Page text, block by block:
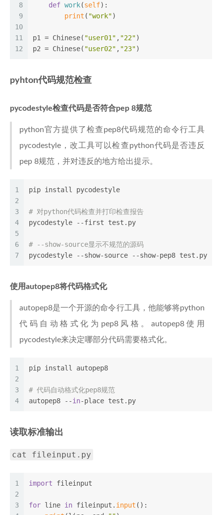
8
9
10
11
12
def work(self):
print ( "work")
p1 = Chinese( "user01" , "22")
p2 = Chinese( "user02" , "23")
pyhton代码规范检查
pycodestyle检查代码是否符合pep 8规范
python官方提供了检查pep8代码规范的命令行工具
pycodestyle，改工具可以检查python代码是否违反
pep 8规范，并对违反的地方给出提示。
1
2
3
4
5
6
7
pip install pycodestyle
# 对python代码检查并打印检查报告
pycodestyle --first test.py
# --show-source显示不规范的源码
pycodestyle --show-source --show-pep8 test.py
使用autopep8将代码格式化
autopep8是一个开源的命令行工具，他能够将python
代码自动格式化为pep8风格。autopep8使用
pycodestyle来决定哪部分代码需要格式化。
1
2
3
4
pip install autopep8
# 代码自动格式化pep8规范
autopep8 --in-place test.py
读取标准输出
cat fileinput.py
1
2
3
import fileinput
for line in fileinput. input ():